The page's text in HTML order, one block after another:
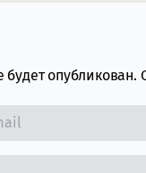
опубликован.